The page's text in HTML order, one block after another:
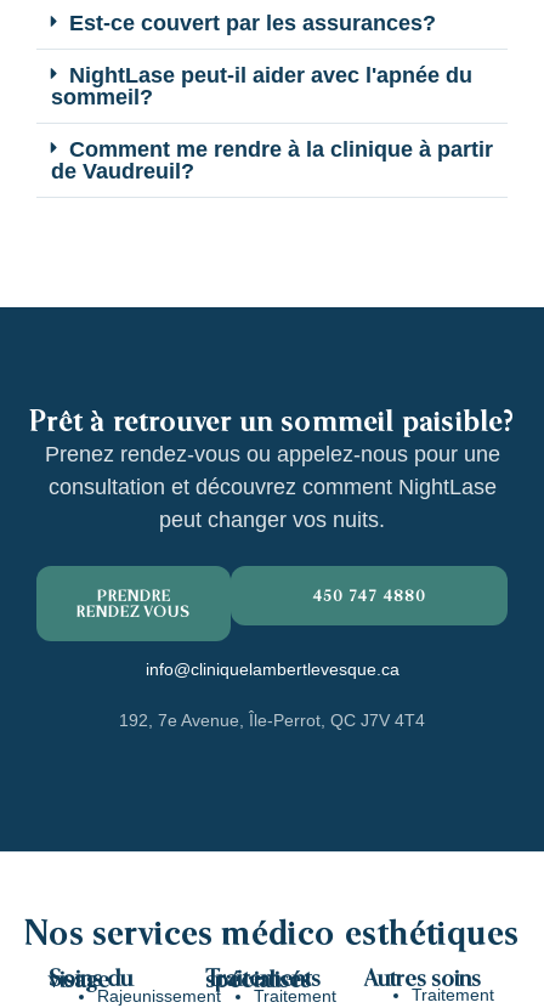
Est-ce couvert par les assurances?
NightLase peut-il aider avec l'apnée du
sommeil?
Comment me rendre à la clinique à partir
de Vaudreuil?
Prêt à retrouver un sommeil paisible?
Prenez rendez-vous ou appelez-nous pour une
consultation et découvrez comment NightLase
peut changer vos nuits.
PRENDRE
RENDEZ-VOUS
450 747-4880
info@cliniquelambertlevesque.ca
192, 7e Avenue, Île-Perrot, QC J7V 4T4
Nos services médico-esthétiques
Soins du visage
Rajeunissement
Traitements spécialisés
Traitement
Autres soins
Traitement